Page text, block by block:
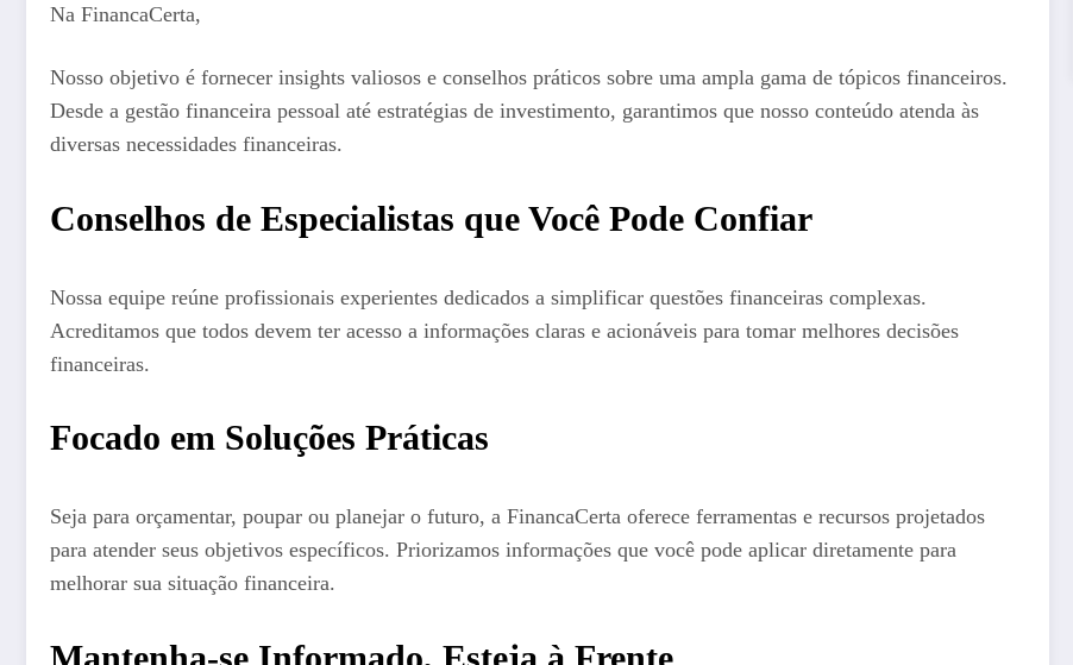
Na FinancaCerta,
Nosso objetivo é fornecer insights valiosos e conselhos práticos sobre uma ampla gama de tópicos financeiros.
Desde a gestão financeira pessoal até estratégias de investimento, garantimos que nosso conteúdo atenda às
diversas necessidades financeiras.
Conselhos de Especialistas que Você Pode Confiar
Nossa equipe reúne profissionais experientes dedicados a simplificar questões financeiras complexas.
Acreditamos que todos devem ter acesso a informações claras e acionáveis para tomar melhores decisões
financeiras.
Focado em Soluções Práticas
Seja para orçamentar, poupar ou planejar o futuro, a FinancaCerta oferece ferramentas e recursos projetados
para atender seus objetivos específicos. Priorizamos informações que você pode aplicar diretamente para
melhorar sua situação financeira.